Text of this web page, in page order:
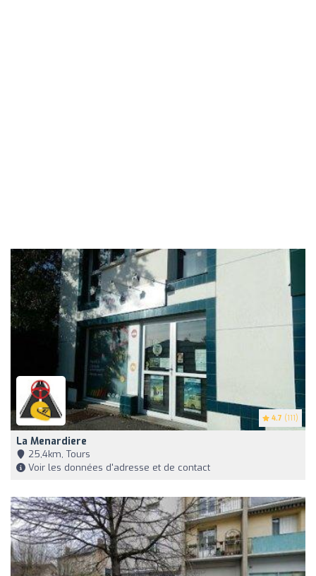
4.7 (111)
La Menardiere
25,4km, Tours
Voir les données d'adresse et de contact